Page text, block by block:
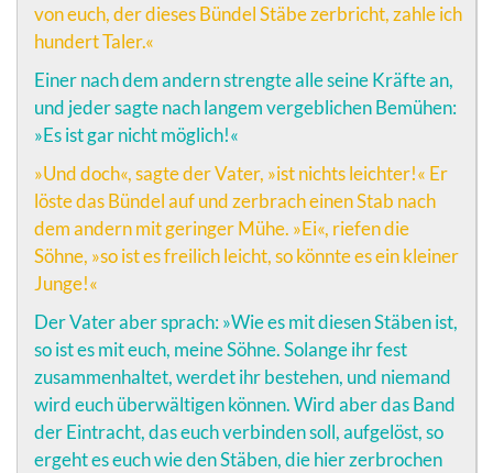
von euch, der dieses Bündel Stäbe zerbricht, zahle ich
hundert Taler.«
Einer nach dem andern strengte alle seine Kräfte an,
und jeder sagte nach langem vergeblichen Bemühen:
»Es ist gar nicht möglich!«
»Und doch«, sagte der Vater, »ist nichts leichter!« Er
löste das Bündel auf und zerbrach einen Stab nach
dem andern mit geringer Mühe. »Ei«, riefen die
Söhne, »so ist es freilich leicht, so könnte es ein kleiner
Junge!«
Der Vater aber sprach: »Wie es mit diesen Stäben ist,
so ist es mit euch, meine Söhne. Solange ihr fest
zusammenhaltet, werdet ihr bestehen, und niemand
wird euch überwältigen können. Wird aber das Band
der Eintracht, das euch verbinden soll, aufgelöst, so
ergeht es euch wie den Stäben, die hier zerbrochen